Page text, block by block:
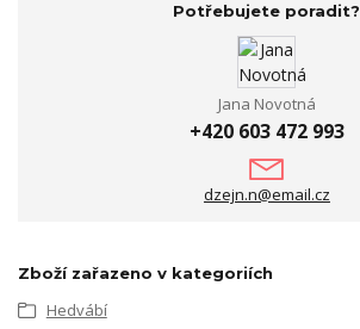
Potřebujete poradit?
Jana Novotná
+420 603 472 993
dzejn.n@email.cz
Zboží zařazeno v kategoriích
Hedvábí